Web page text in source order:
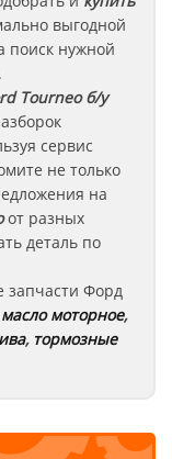
выгодной
поиск нужной
Tourneoб/у
сервис
не только
на
от разных
деталь по
Форд
масло моторное,
, тормозные